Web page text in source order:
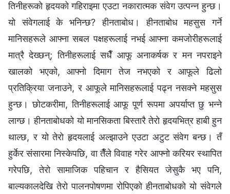
तिनीहरूको हृदयको गहिराइमा एउटा नकारात्मक संवेग उत्पन्न हुन्छ।
यो संवेगलाई के भनिन्छ? हीनताबोध। हीनताबोध महसुस गर्ने
मानिसहरूले आफ्ना सबल पक्षहरूलाई नभई आफ्ना कमजोरीहरूलाई
मात्रै देख्छन्; तिनीहरूलाई सधैँ आफू अनाकर्षक र मन नपराइने
खालको भएको, आफ्नो दिमाग तेज नभएको र आफूले ढिलो
प्रतिक्रिया जनाउने, र आफूले मानिसहरूलाई पढ्न नसक्ने महसुस
हुन्छ। छोटकरीमा, तिनीहरूलाई आफू पूर्ण रूपमा अपर्याप्त छु भन्‍ने
लाग्छ। हीनताबोधको यो मानसिकता बिस्तारै तेरो हृदयभित्र हाबी हुन
थाल्छ, र यो तेरो हृदयलाई अल्झाउने एउटा अटुट संवेग बन्छ। तँ
हुर्केर संसारमा निस्केपछि, वा तैँले विवाह गरेर आफ्नो करियर स्थापित
गरेपछि, तेरो सामाजिक पहिचान र हैसियत जेसुकै भए पनि,
बाल्यकालदेखि तेरो पालनपोषणमा रोपिएको हीनताबोधको यो संवेगले